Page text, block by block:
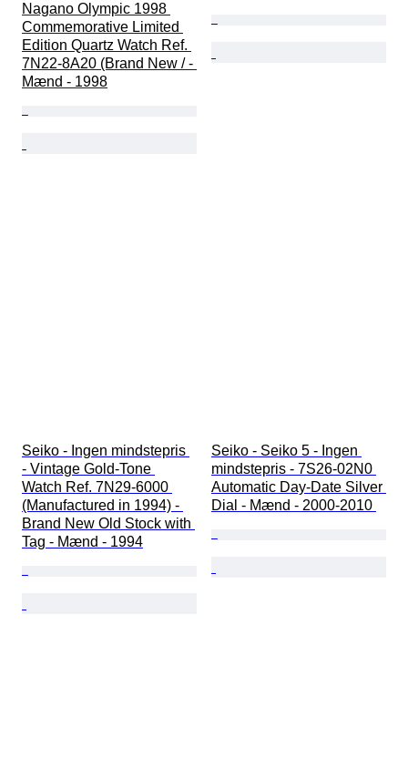
Nagano Olympic 1998
Commemorative Limited
Edition Quartz Watch Ref.
7N22-8A20 (Brand New / -
Mænd - 1998
Seiko - Ingen mindstepris
- Vintage Gold-Tone
Watch Ref. 7N29-6000
(Manufactured in 1994) -
Brand New Old Stock with
Tag - Mænd - 1994
Seiko - Seiko 5 - Ingen
mindstepris - 7S26-02N0
Automatic Day-Date Silver
Dial - Mænd - 2000-2010